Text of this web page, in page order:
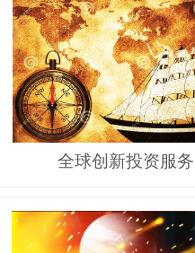
全球创新投资服务